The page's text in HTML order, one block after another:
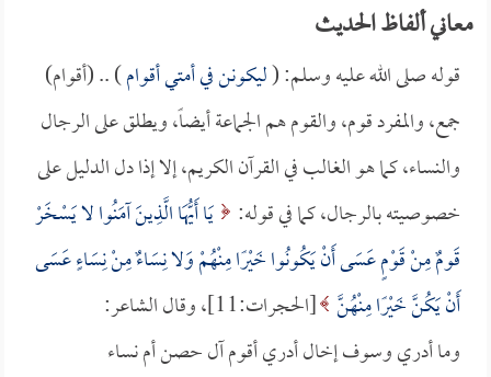
معاني ألفاظ الحديث
قوله صلى الله عليه وسلم: (ليكونن في أمتي أقوام) .. (أقوام)
جمع، والمفرد قوم، والقوم هم الجماعة أيضاً، ويطلق على الرجال
والنساء، كما هو الغالب في القرآن الكريم، إلا إذا دل الدليل على
خصوصيته بالرجال، كما في قوله: يَا أَيُّهَا الَّذِينَ آمَنُوا لا يَسْخَرْ
قَومٌ مِنْ قَوْمٍ عَسَى أَنْ يَكُونُوا خَيْرًا مِنْهُمْ وَلا نِسَاءٌ مِنْ نِسَاءٍ عَسَى
أَنْ يَكُنَّ خَيْرًا مِنْهُنَّ [الحجرات:11]، وقال الشاعر:
وما أدري وسوف إخال أدري أقوم آل حصن أم نساء